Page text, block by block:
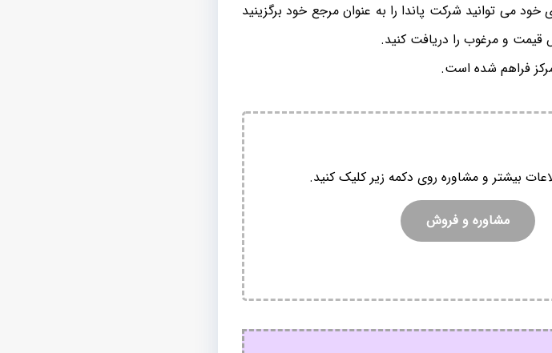
خود می توانید شرکت پاندا را به عنوان مرجع خود برگزینید
و مرغوب را دریافت کنید.
فراهم شده است.
بیشتر و مشاوره روی دکمه زیر کلیک کنید.
مشاوره و فروش